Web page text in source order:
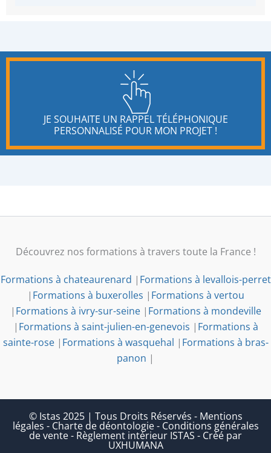
JE SOUHAITE UN RAPPEL TÉLÉPHONIQUE
PERSONNALISÉ POUR MON PROJET !
Découvrez nos formations à travers toute la France !
Formations à chateaurenard | Formations à levallois-perret
| Formations à buxerolles | Formations à vertou
| Formations à ivry-sur-seine| Formations à mondeville
| Formations à saint-julien-en-genevois | Formations à
sainte-rose| Formations à wasquehal | Formations à bras-
panon |
© Istas 2025 | Tous Droits Réservés - Mentions
légales - Charte de déontologie- Conditions générales
de vente- Règlement intérieur ISTAS - Créé par
UXHUMANA